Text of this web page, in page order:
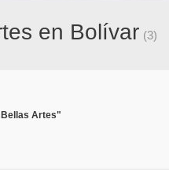
en Bolívar (3)
Artes"